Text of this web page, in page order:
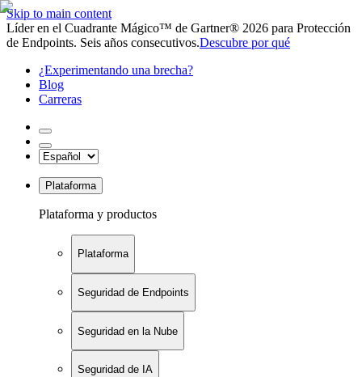
Skip to main content
Líder en el Cuadrante Mágico™ de Gartner® 2026 para Protección
de Endpoints. Seis años consecutivos.Descubre por qué
¿Experimentando una brecha?
Blog
Carreras
Plataforma
Plataforma y productos
Plataforma
Seguridad de Endpoints
Seguridad en la Nube
Seguridad de IA